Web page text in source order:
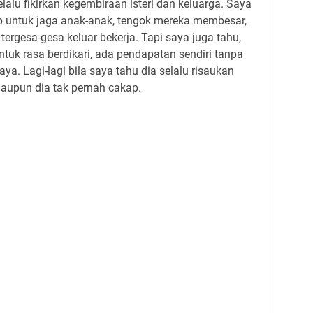
fikirkan kegembiraan isteri dan keluarga. Saya
jaga anak-anak, tengok mereka membesar,
gesa keluar bekerja. Tapi saya juga tahu,
rasa berdikari, ada pendapatan sendiri tanpa
Lagi-lagi bila saya tahu dia selalu risaukan
dia tak pernah cakap.